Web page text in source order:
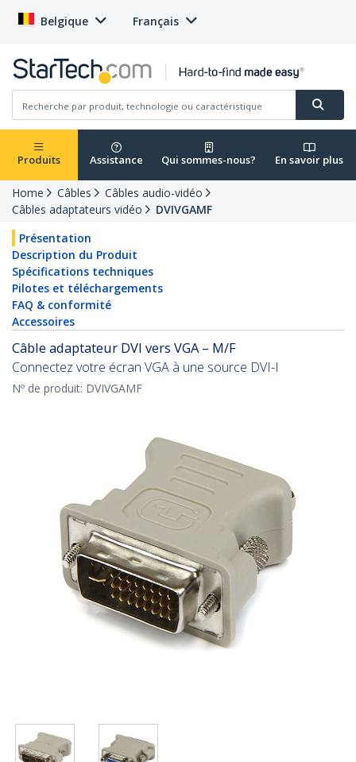
Belgique Français
Produits Assistance Qui sommes-nous? En savoir plus
Home Câbles
Câbles audio-vidéo
Câbles adaptateurs vidéo
DVIVGAMF
Présentation
Description du Produit
Spécifications techniques
Pilotes et téléchargements
FAQ & conformité
Accessoires
Câble adaptateur DVI vers VGA – M/F
Connectez votre écran VGA à une source DVI-I
Nº de produit: DVIVGAMF